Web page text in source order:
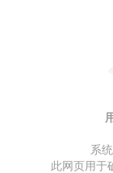
系
此网页用于